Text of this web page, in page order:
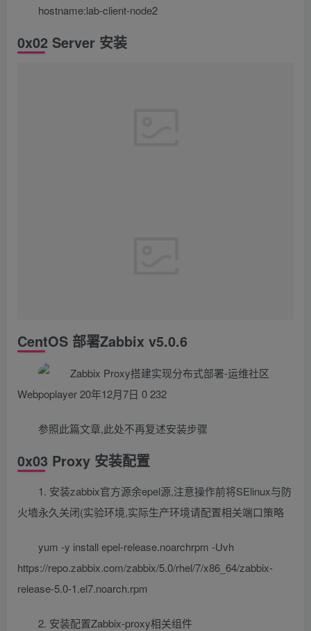
hostname:lab-client-node2
0x02 Server 安装
CentOS 部署Zabbix v5.0.6
Webpoplayer 20年12月7日 0 232
参照此篇文章,此处不再复述安装步骤
0x03 Proxy 安装配置
1. 安装zabbix官方源余epel源,注意操作前将SElinux与防
火墙永久关闭(实验环境,实际生产环境请配置相关端口策略
yum -y install epel-release.noarchrpm -Uvh
https://repo.zabbix.com/zabbix/5.0/rhel/7/x86_64/zabbix-
release-5.0-1.el7.noarch.rpm
2. 安装配置Zabbix-proxy相关组件